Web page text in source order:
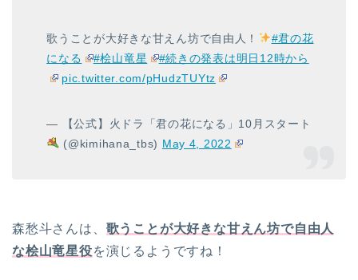
歌うことが大好きな甘えん坊で自由人！
#君の花
になる
#桧山竜星
#続きの発表は明日12時から
pic.twitter.com/pHudzTUYtz
— 【公式】火ドラ「君の花になる」10月スタート
(@kimihana_tbs) May 4, 2022
森愁斗さんは、 歌うことが大好きな甘えん坊で自由人
な桧山竜星役を演じるようですね！